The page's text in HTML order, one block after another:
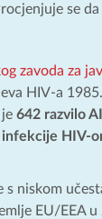
se
zavoda za
HIV-a
642 razvilo
infekcije HIV-
s niskom
EU/EEA